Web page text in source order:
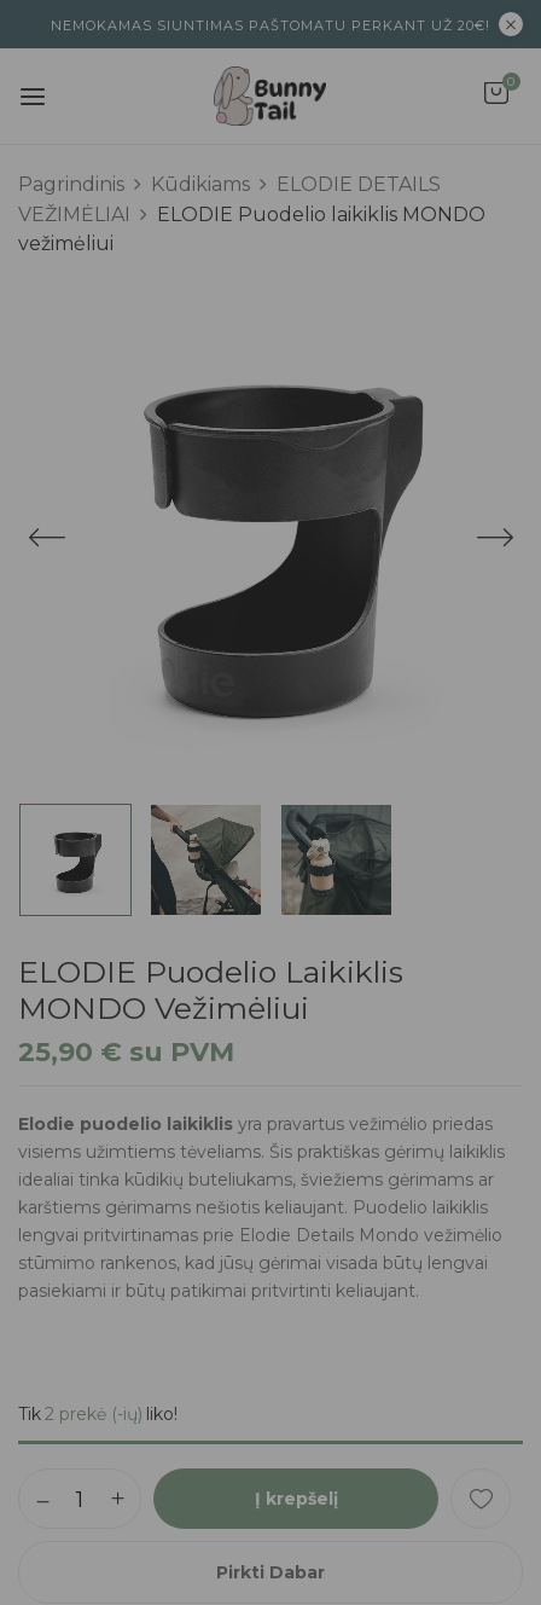
NEMOKAMAS SIUNTIMAS PAŠTOMATU PERKANT UŽ 20€!
0
Pagrindinis Kūdikiams
ELODIE DETAILS
VEŽIMĖLIAI
ELODIE Puodelio laikiklis MONDO
vežimėliui
ELODIE Puodelio Laikiklis
MONDO Vežimėliui
25,90 € su PVM
Elodie puodelio laikiklis yra pravartus vežimėlio priedas
visiems užimtiems tėveliams. Šis praktiškas gėrimų laikiklis
idealiai tinka kūdikių buteliukams, šviežiems gėrimams ar
karštiems gėrimams nešiotis keliaujant. Puodelio laikiklis
lengvai pritvirtinamas prie Elodie Details Mondo vežimėlio
stūmimo rankenos, kad jūsų gėrimai visada būtų lengvai
pasiekiami ir būtų patikimai pritvirtinti keliaujant.
Tik2 prekė (-ių) liko!
Į krepšelį
Pirkti Dabar